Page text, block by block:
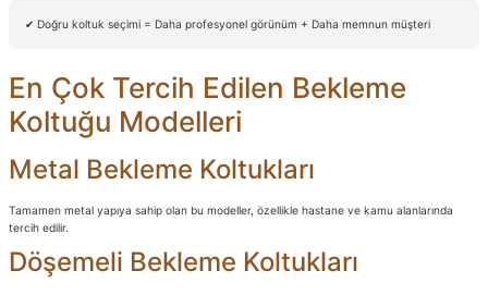
✔ Doğru koltuk seçimi = Daha profesyonel görünüm + Daha memnun müşteri
En Çok Tercih Edilen Bekleme
Koltuğu Modelleri
Metal Bekleme Koltukları
Tamamen metal yapıya sahip olan bu modeller, özellikle hastane ve kamu alanlarında
tercih edilir.
Döşemeli Bekleme Koltukları